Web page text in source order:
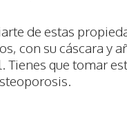
de estas
con su cáscara y
Tienes que tomar